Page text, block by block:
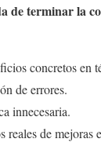
de terminar la
concretos en
de errores.
innecesaria.
reales de mejoras